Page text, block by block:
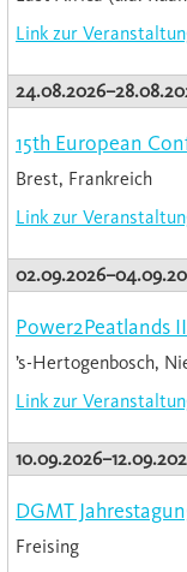
Link zur
15th European
Brest, Frankreich
Link zur
Power2Peatlands
’s-Hertogenbosch,
Link zur
DGMT
Freising